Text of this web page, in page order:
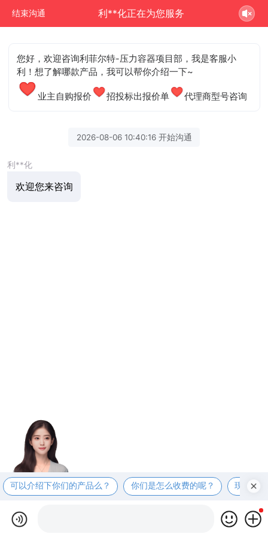
结束沟通 利**化正在为您服务
您好，欢迎咨询利菲尔特-压力容器项目部，我是客服小
利！想了解哪款产品，我可以帮你介绍一下~
业主自购报价 招投标出报价单 代理商型号咨询
2026-08-06 10:40:16 开始沟通
利**化
欢迎您来咨询
可以介绍下你们的产品么？ 你们是怎么收费的呢？ 现在有